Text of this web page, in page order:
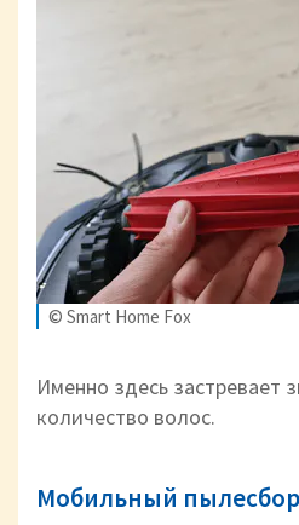
© Smart Home Fox
Именно здесь застревает
количество волос.
Мобильный